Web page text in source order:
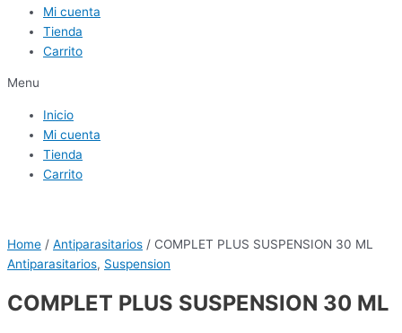
Mi cuenta
Tienda
Carrito
Menu
Inicio
Mi cuenta
Tienda
Carrito
Home / Antiparasitarios / COMPLET PLUS SUSPENSION 30 ML
Antiparasitarios, Suspension
COMPLET PLUS SUSPENSION 30 ML